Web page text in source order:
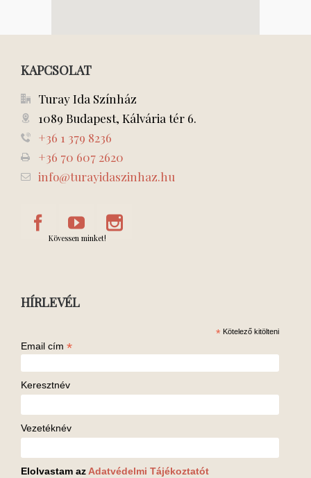
KAPCSOLAT
Turay Ida Színház
1089 Budapest, Kálvária tér 6.
+36 1 379 8236
+36 70 607 2620
info@turayidaszinhaz.hu
Kövessen minket!
HÍRLEVÉL
* Kötelező kitölteni
Email cím *
Keresztnév
Vezetéknév
Elolvastam az Adatvédelmi Tájékoztatót